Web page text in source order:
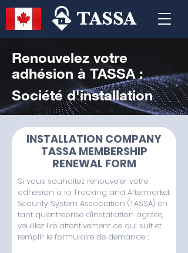
Renouvelez votre
adhésion à TASSA :
Société d'installation
INSTALLATION COMPANY
TASSA MEMBERSHIP
RENEWAL FORM
Si vous souhaitez renouveler votre
adhésion à la Tracking and Aftermarket
Security System Association (TASSA) en
tant qu'entreprise d'installation agréée,
veuillez lire attentivement ce qui suit et
remplir le formulaire de demande :